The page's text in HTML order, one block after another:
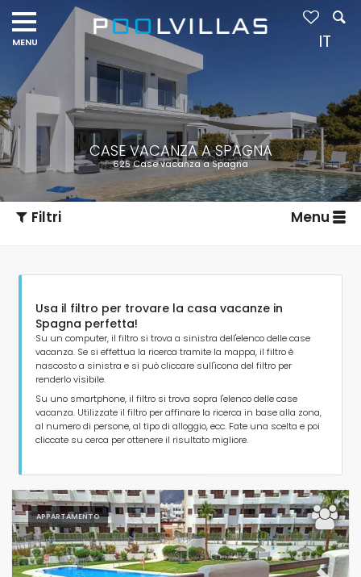
CASE VACANZA A SPAGNA
625 Case vacanza a Spagna
Filtri Menu
Tipo di alloggio
Persone
Camere da letto
Bagni
Usa il filtro per trovare la casa vacanze in
Spagna perfetta!
Su un computer, il filtro si trova a sinistra dell'elenco delle case
vacanza. Se si effettua la ricerca tramite la mappa, il filtro è
nascosto a sinistra e si può cliccare sull'icona del filtro per
renderlo visibile.
Su uno smartphone, il filtro si trova sopra l'elenco delle case
vacanza. Utilizzate il filtro per affinare la ricerca in base alla zona,
al numero di persone, al tipo di alloggio, ecc. Fate una scelta e poi
cliccate su cerca per ottenere il risultato migliore.
APPARTAMENTO
IT